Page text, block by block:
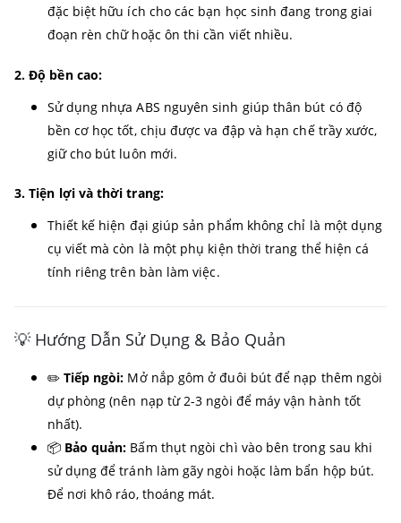
đặc biệt hữu ích cho các bạn học sinh đang trong giai
đoạn rèn chữ hoặc ôn thi cần viết nhiều.
2. Độ bền cao:
Sử dụng nhựa ABS nguyên sinh giúp thân bút có độ
bền cơ học tốt, chịu được va đập và hạn chế trầy xước,
giữ cho bút luôn mới.
3. Tiện lợi và thời trang:
Thiết kế hiện đại giúp sản phẩm không chỉ là một dụng
cụ viết mà còn là một phụ kiện thời trang thể hiện cá
tính riêng trên bàn làm việc.
💡 Hướng Dẫn Sử Dụng & Bảo Quản
✏️ Tiếp ngòi: Mở nắp gôm ở đuôi bút để nạp thêm ngòi
dự phòng (nên nạp từ 2-3 ngòi để máy vận hành tốt
nhất).
📦 Bảo quản: Bấm thụt ngòi chì vào bên trong sau khi
sử dụng để tránh làm gãy ngòi hoặc làm bẩn hộp bút.
Để nơi khô ráo, thoáng mát.